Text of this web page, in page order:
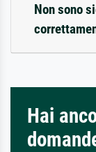
Non sono
Hai